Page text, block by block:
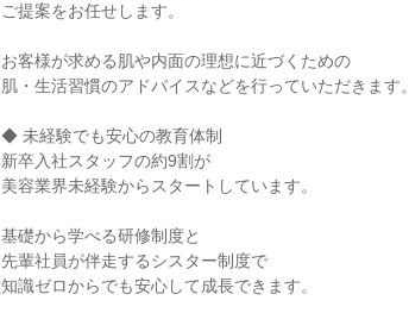
ご提案をお任せします。
お客様が求める肌や内面の理想に近づくための
肌・生活習慣のアドバイスなどを行っていただきます。
◆ 未経験でも安心の教育体制
新卒入社スタッフの約9割が
美容業界未経験からスタートしています。
基礎から学べる研修制度と
先輩社員が伴走するシスター制度で
知識ゼロからでも安心して成長できます。